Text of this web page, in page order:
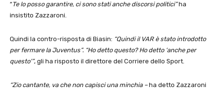
“Te lo posso garantire, ci sono stati anche discorsi politici”ha
insistito Zazzaroni.
Quindi la contro-risposta di Biasin: “Quindi il VAR è stato introdotto
per fermare la Juventus”. “Ho detto questo? Ho detto ‘anche per
questo'”, gli ha risposto il direttore del Corriere dello Sport.
“Zio cantante, va che non capisci una minchia –ha detto Zazzaroni